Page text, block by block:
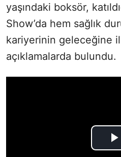
yaşındaki boksör,
Show’da hem sağlık
kariyerinin geleceğine
açıklamalarda bulundu.